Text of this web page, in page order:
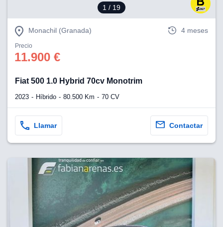
1 / 19
Monachil (Granada) 4 meses
Precio
11.900 €
Fiat 500 1.0 Hybrid 70cv Monotrim
2023 Híbrido 80.500 Km 70 CV
Llamar Contactar